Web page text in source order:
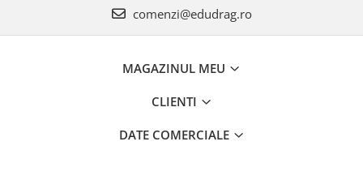
comenzi@edudrag.ro
MAGAZINUL MEU
CLIENTI
DATE COMERCIALE